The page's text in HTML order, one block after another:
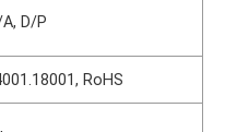
D/P
RoHS